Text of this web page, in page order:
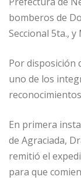
bomberos de
Seccional 5ta., y
Por disposición
uno de los
En primera
de Agraciada,
remitió el
para que